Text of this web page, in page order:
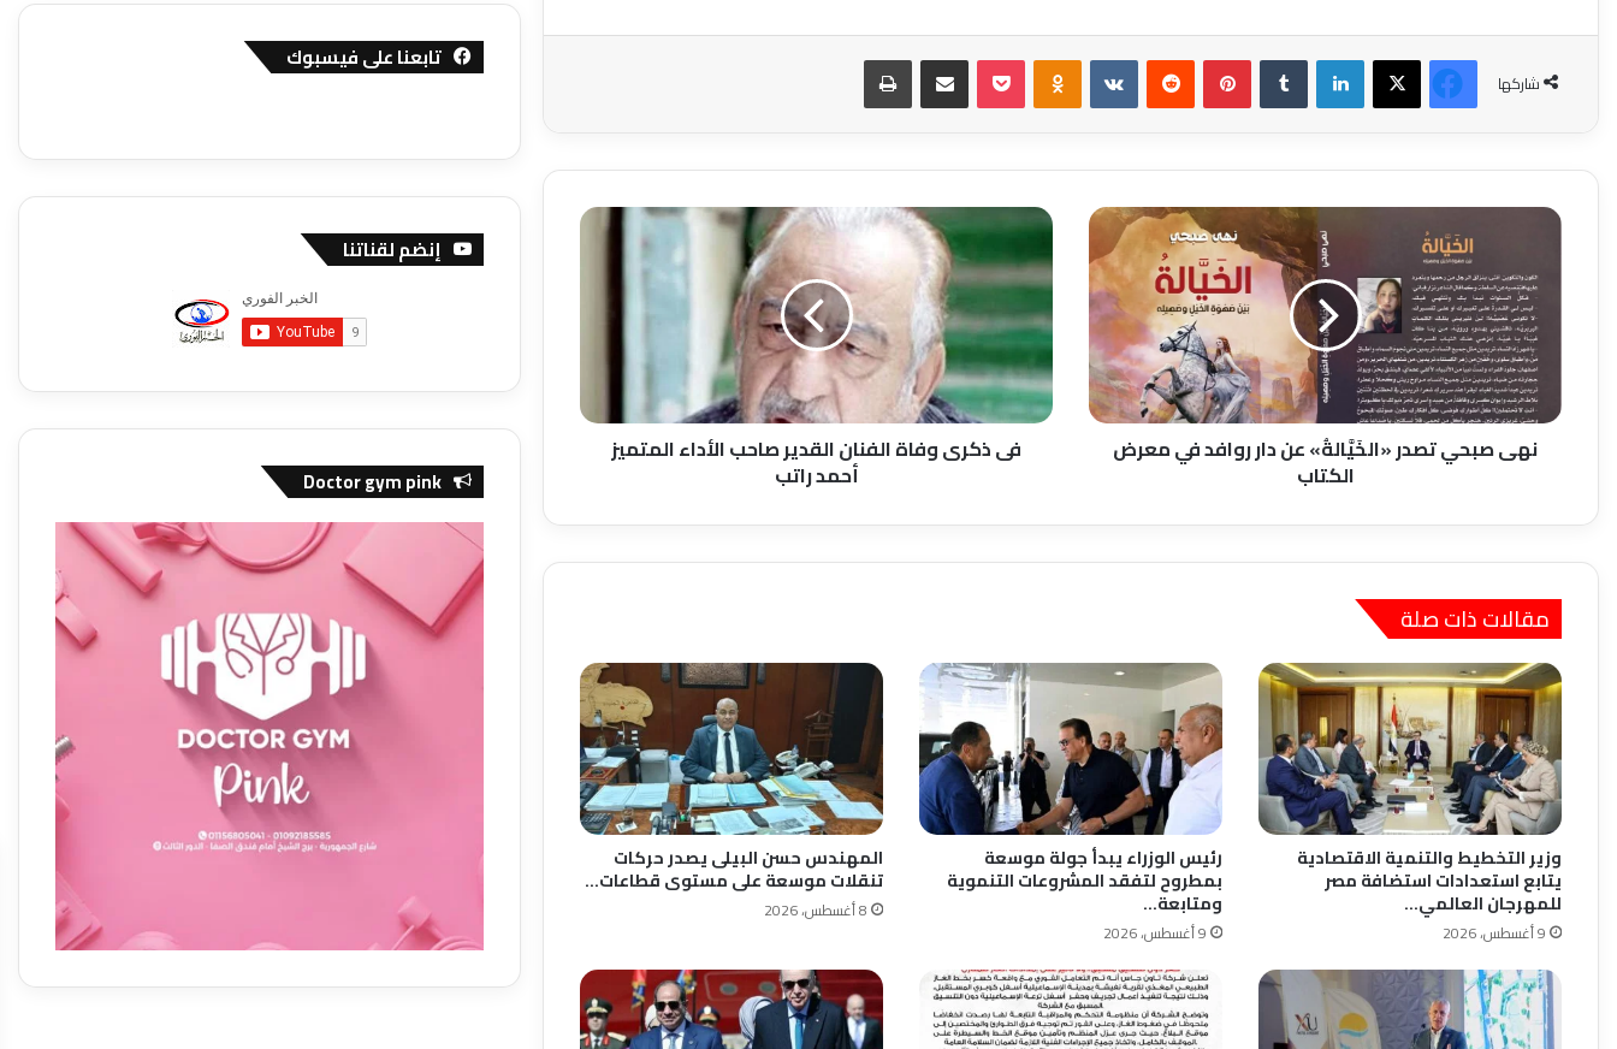
شاركها
فيسبوك‫X لينكدإن بينتيريست Odnoklassniki
‫Pocket مشاركة عبر البريد طباعة
نهى
تصدر
«الخَيَّالةُ»
روافد
معرض
الكتابنهى صبحي تصدر «الخَيَّالةُ» عن دار روافد في معرض
الكتاب
فى
وفاة
الفنان
القدير
صاحب
الأداء
المتميز
أحمد
فى ذكرى وفاة الفنان القدير صاحب الأداء المتميز
أحمد راتب
مقالات ذات صلة
وزير التخطيط والتنمية الاقتصادية
يتابع استعدادات استضافة مصر
للمهرجان العالمي…
9 أغسطس، 2026
رئيس الوزراء يبدأ جولة موسعة
بمطروح لتفقد المشروعات التنموية
ومتابعة…
9 أغسطس، 2026
المهندس حسن البيلى يصدر حركات
تنقلات موسعة على مستوى قطاعات…
8 أغسطس، 2026
تابعنا على فيسبوك
إنضم لقناتنا
Doctor gym pink